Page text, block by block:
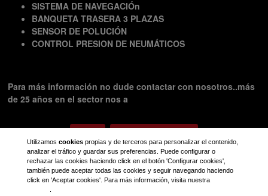
SISTEMA DE NAVEGACIÓn
BANQUETA TRASERA 3 PLAZAS
SENSOR DE POLUCIÓN
CONTROL PRESION DE NEUMÁTICOS
Para más información no dude contactar con nosotros..más
de 25 años en el sector nos a
Volver Solicitar información
Utilizamos cookiespropias y de terceros para personalizar el contenido,
analizar el tráfico y guardar sus preferencias. Puede configurar o
rechazar las cookies haciendo click en el botón 'Configurar cookies',
también puede aceptar todas las cookies y seguir navegando haciendo
click en 'Aceptar cookies'. Para más información, visita nuestra